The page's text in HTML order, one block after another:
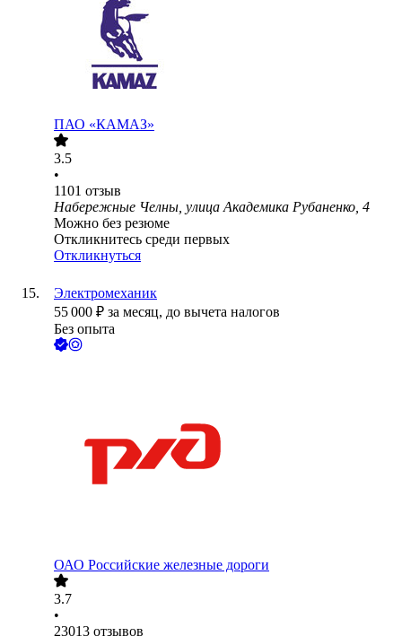
ПАО «КАМАЗ»
3.5
•
1101 отзыв
Набережные Челны, улица Академика Рубаненко, 4
Можно без резюме
Откликнитесь среди первых
Откликнуться
Электромеханик
55 000 ₽ за месяц, до вычета налогов
Без опыта
ОАО Российские железные дороги
3.7
•
23013 отзывов